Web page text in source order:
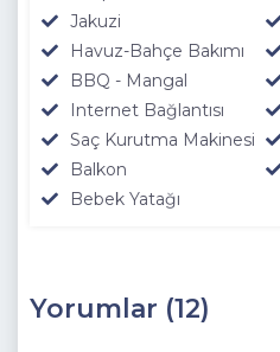
Jakuzi
Havuz-Bahçe Bakımı
BBQ - Mangal
Internet Bağlantısı
Saç Kurutma Makinesi
Balkon
Bebek Yatağı
Yorumlar (12)